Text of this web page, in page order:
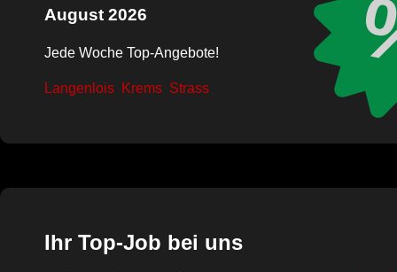
August 2026
Jede Woche Top-Angebote!
Langenlois Krems Strass
Ihr Top-Job bei uns